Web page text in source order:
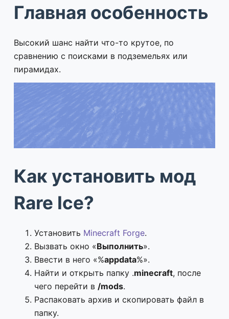
Главная особенность
Высокий шанс найти что-то крутое, по
сравнению с поисками в подземельях или
пирамидах.
Как установить мод
Rare Ice?
Установить Minecraft Forge.
Вызвать окно «Выполнить».
Ввести в него «%appdata%».
Найти и открыть папку .minecraft, после
чего перейти в /mods.
Распаковать архив и скопировать файл в
папку.